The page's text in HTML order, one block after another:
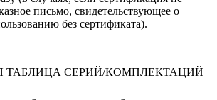
письмо, свидетельствующее о
без сертификата).
ТАБЛИЦА СЕРИЙ/КОМПЛЕКТАЦИЙ